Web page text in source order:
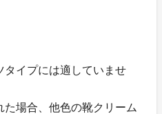
イプには適していませ
場合、他色の靴クリーム